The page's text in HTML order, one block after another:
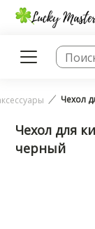
Чехол
Чехол для
черный